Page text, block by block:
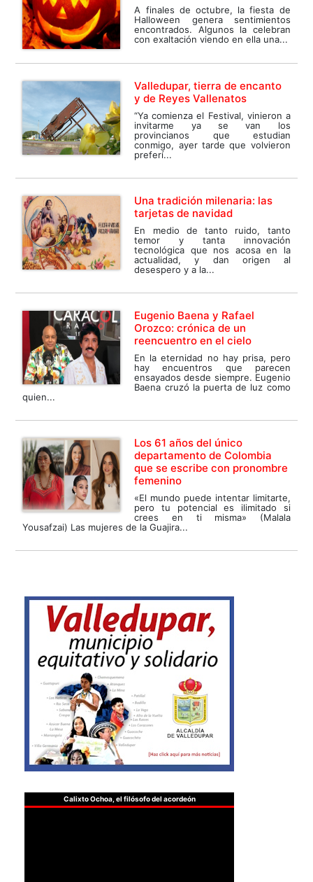
A finales de octubre, la fiesta de
Halloween genera sentimientos
encontrados. Algunos la celebran
con exaltación viendo en ella una...
Valledupar, tierra de encanto
y de Reyes Vallenatos
“Ya comienza el Festival, vinieron a
invitarme ya se van los
provincianos que estudian
conmigo, ayer tarde que volvieron
preferí...
Una tradición milenaria: las
tarjetas de navidad
En medio de tanto ruido, tanto
temor y tanta innovación
tecnológica que nos acosa en la
actualidad, y dan origen al
desespero y a la...
Eugenio Baena y Rafael
Orozco: crónica de un
reencuentro en el cielo
En la eternidad no hay prisa, pero
hay encuentros que parecen
ensayados desde siempre. Eugenio
Baena cruzó la puerta de luz como
quien...
Los 61 años del único
departamento de Colombia
que se escribe con pronombre
femenino
«El mundo puede intentar limitarte,
pero tu potencial es ilimitado si
crees en ti misma» (Malala
Yousafzai) Las mujeres de la Guajira...
Calixto Ochoa, el filósofo del acordeón